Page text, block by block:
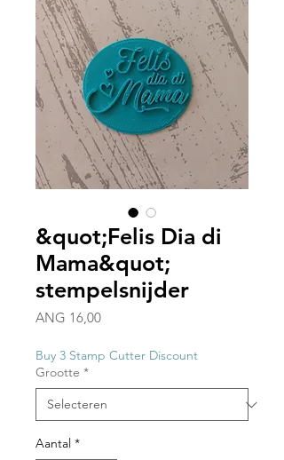
&quot;Felis Dia di
Mama&quot;
stempelsnijder
ANG 16,00Prijs
Buy 3 Stamp Cutter Discount
Grootte *
Aantal *